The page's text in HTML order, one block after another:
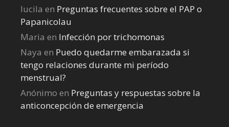
lucila en Preguntas frecuentes sobre el PAP o
Papanicolau
Maria en Infección por trichomonas
Naya en Puedo quedarme embarazada si
tengo relaciones durante mi perí­odo
menstrual?
Anónimo en Preguntas y respuestas sobre la
anticoncepción de emergencia